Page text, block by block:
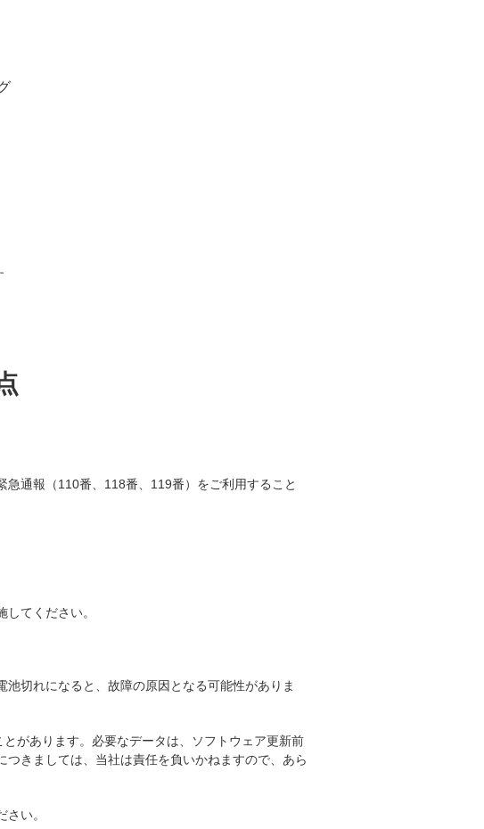
通報（110番、118番、119番）をご利用すること
てください。
切れになると、故障の原因となる可能性がありま
があります。必要なデータは、ソフトウェア更新前
きましては、当社は責任を負いかねますので、あら
さい。